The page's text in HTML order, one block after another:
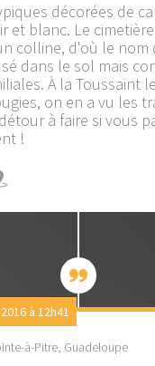
décorées de
et blanc. Le
colline, d'où le nom
dans le sol mais
À la Toussaint
on en a vu les
à faire si vous
!
à 12h41
à-Pitre, Guadeloupe